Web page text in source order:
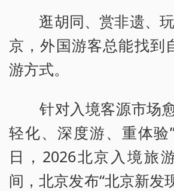
逛胡同、赏非遗、
京，外国游客总能找到
游方式。
针对入境客源市场愈
轻化、深度游、重体验
日，2026北京入境旅
间，北京发布“北京新发